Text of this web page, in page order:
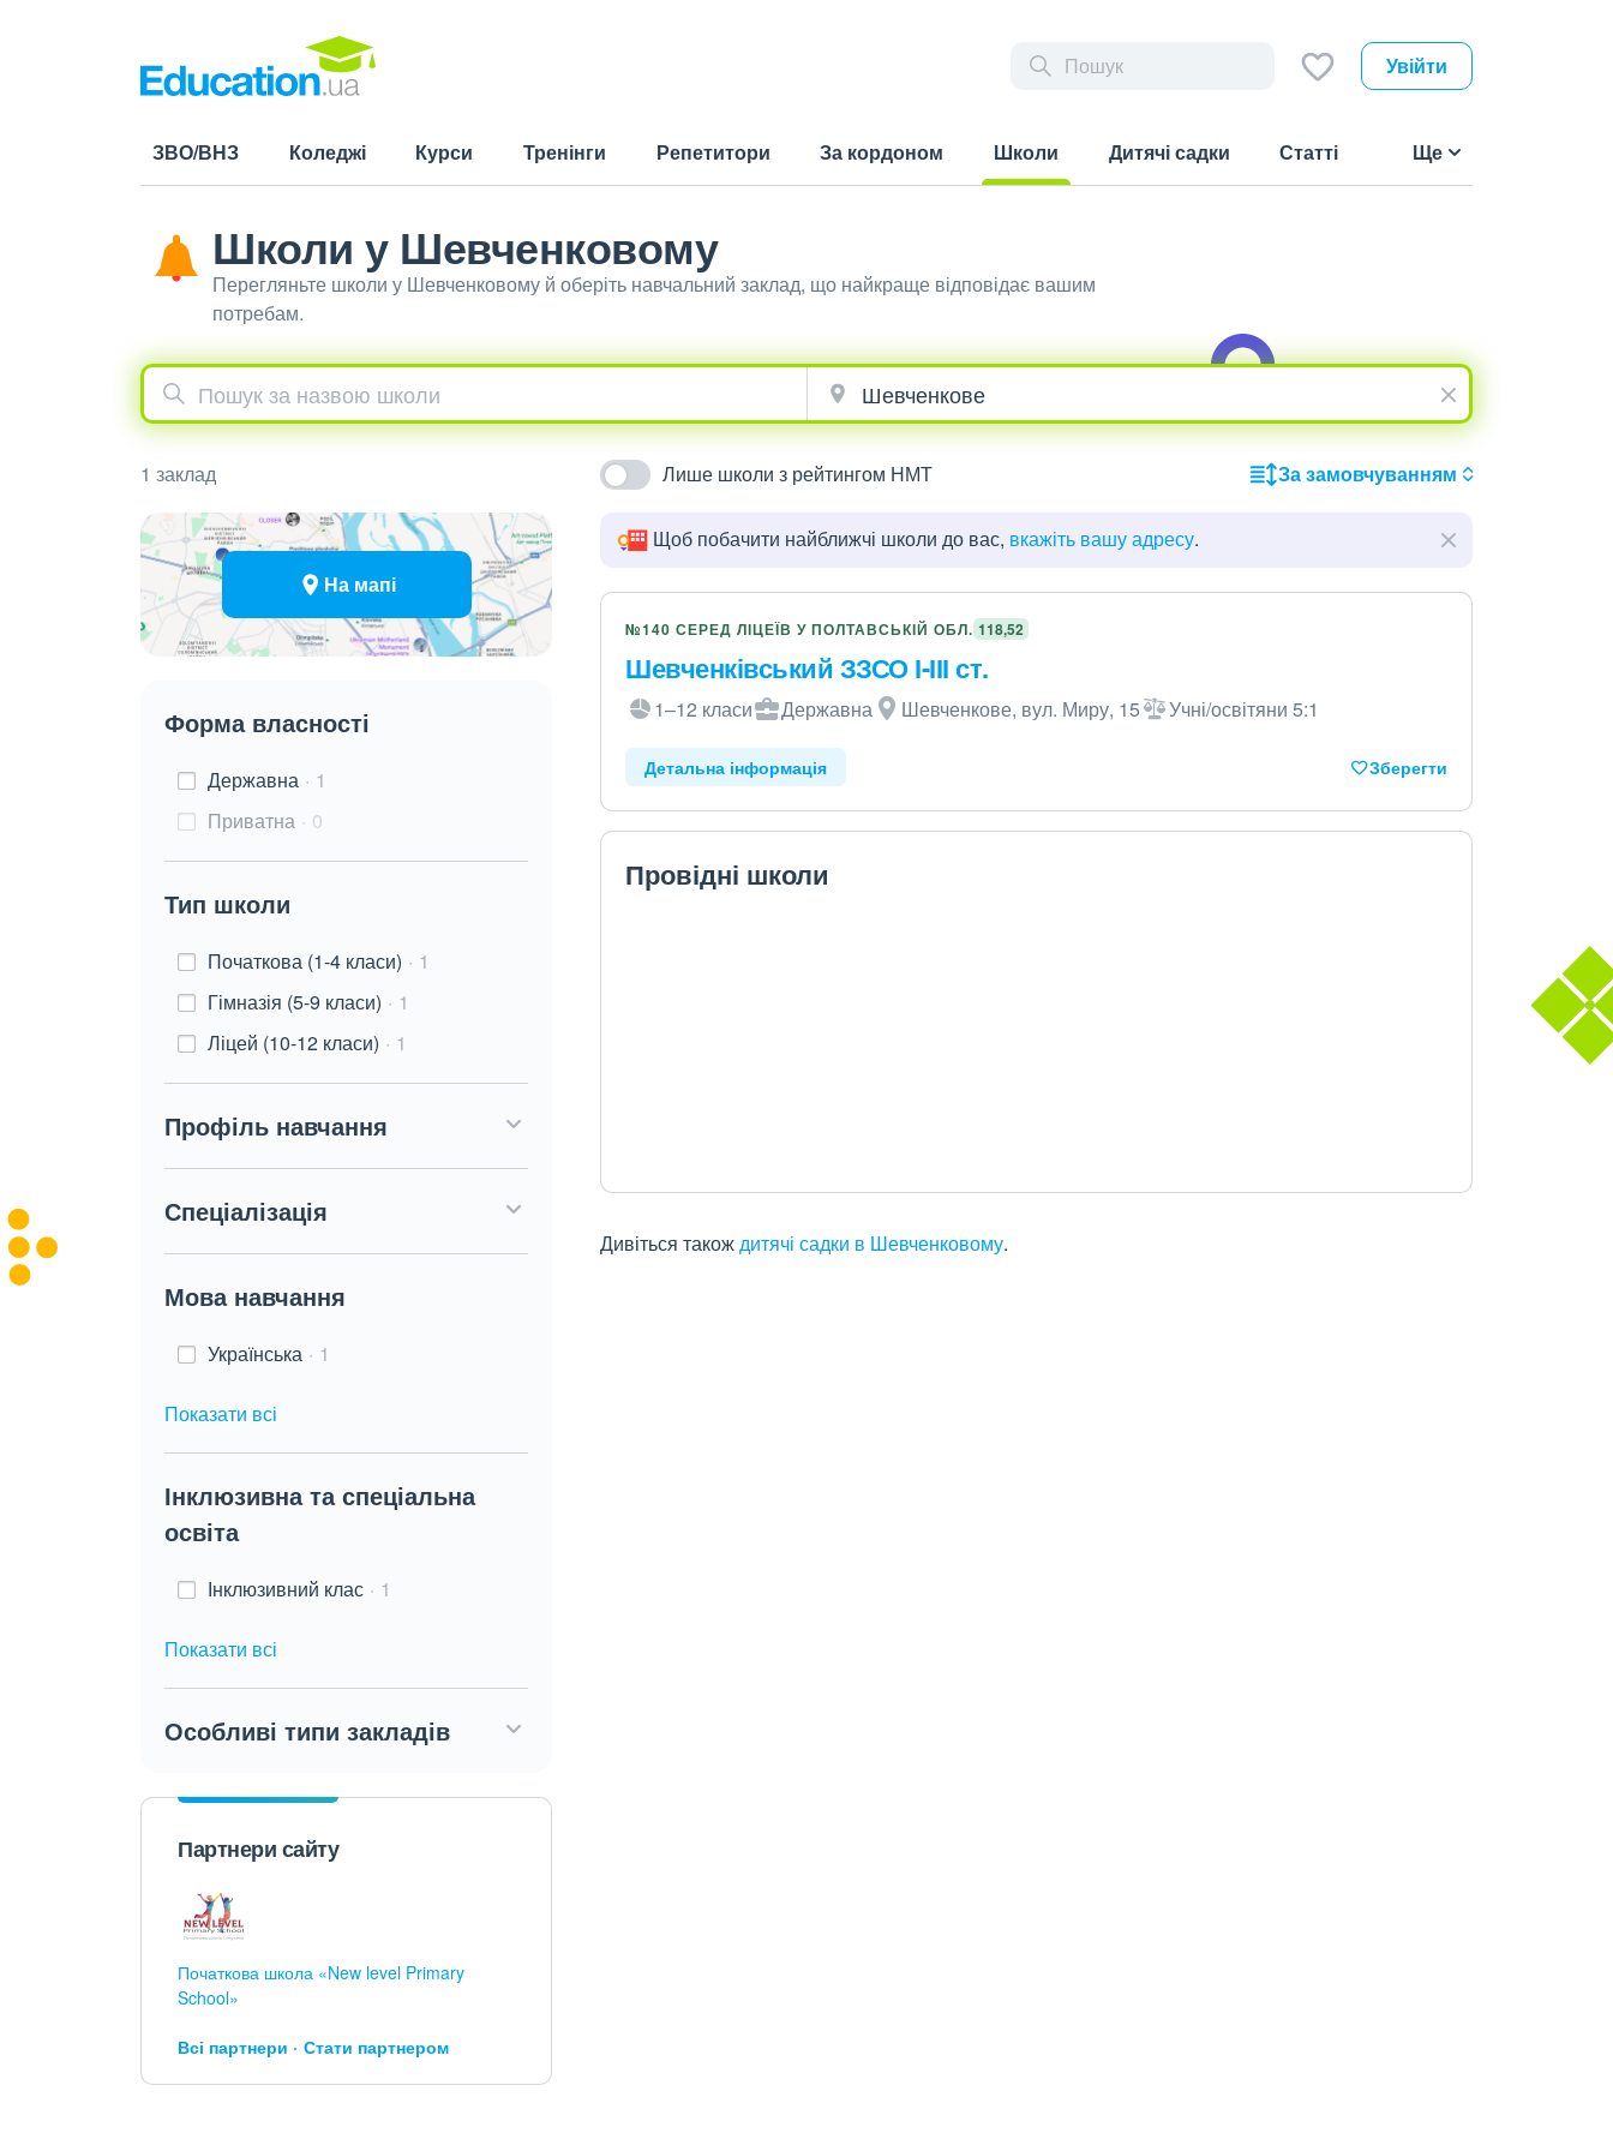
Увійти
ЗВО/ВНЗ Коледжі Курси Тренінги Репетитори За кордоном
Школи
Дитячі садки Статті Ще
Школи у Шевченковому
Перегляньте школи у Шевченковому й оберіть навчальний заклад, що найкраще відповідає вашим
потребам.
1 заклад Лише школи з рейтингом НМТ За замовчуванням
На мапі
Форма власності
Державна
1
Приватна
0
Тип школи
Початкова (1-4 класи)
1
Гімназія (5-9 класи)
1
Ліцей (10-12 класи)
1
Профіль навчання
Спеціалізація
Мова навчання
Українська 1
Показати всі
Інклюзивна та спеціальна
освіта
Інклюзивний клас 1
Показати всі
Особливі типи закладів
Партнери сайту
Початкова школа «New level Primary
School»
Всі партнери Стати партнером
Щоб побачити найближчі школи до вас, вкажіть вашу адресу.
№140 СЕРЕД ЛІЦЕЇВ У ПОЛТАВСЬКІЙ ОБЛ. 118,52
Шевченківський ЗЗСО І-ІІІ ст.
1–12 класи Державна Шевченкове, вул. Миру, 15 Учні/освітяни 5:1
Детальна інформація Зберегти
Провідні школи
Дивіться такождитячі садки в Шевченковому.